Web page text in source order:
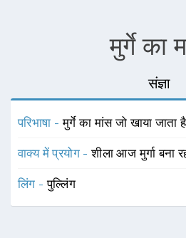
मुर्गे का
संज्ञा
परिभाषा -मुर्गे का मांस जो खाया जाता है
वाक्य में प्रयोग -शीला आज मुर्गा बना
लिंग -पुल्लिंग